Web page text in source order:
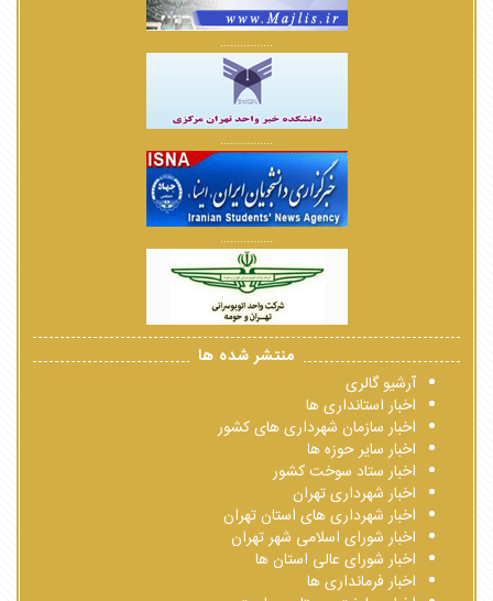
................
................
................
منتشر شده ها
آرشیو گالری
اخبار استانداری ها
اخبار سازمان شهرداری های کشور
اخبار سایر حوزه ها
اخبار ستاد سوخت کشور
اخبار شهرداری تهران
اخبار شهرداری های استان تهران
اخبار شورای اسلامی شهر تهران
اخبار شورای عالی استان ها
اخبار فرمانداری ها